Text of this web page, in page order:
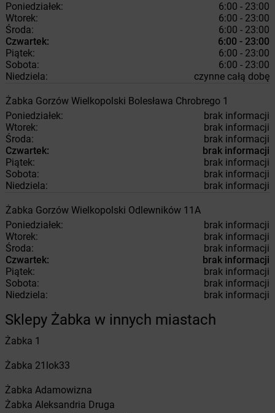
Poniedziałek:
6:00 - 23:00
Wtorek:
6:00 - 23:00
Środa:
6:00 - 23:00
Czwartek:
6:00 - 23:00
Piątek:
6:00 - 23:00
Sobota:
6:00 - 23:00
Niedziela:
czynne całą dobę
Żabka Gorzów Wielkopolski Bolesława Chrobrego 1
Poniedziałek:
brak informacji
Wtorek:
brak informacji
Środa:
brak informacji
Czwartek:
brak informacji
Piątek:
brak informacji
Sobota:
brak informacji
Niedziela:
brak informacji
Żabka Gorzów Wielkopolski Odlewników 11A
Poniedziałek:
brak informacji
Wtorek:
brak informacji
Środa:
brak informacji
Czwartek:
brak informacji
Piątek:
brak informacji
Sobota:
brak informacji
Niedziela:
brak informacji
Sklepy Żabka w innych miastach
Żabka 1
Żabka 21lok33
Żabka Adamowizna
Żabka Aleksandria Druga